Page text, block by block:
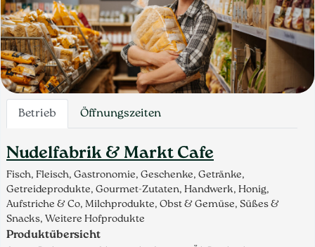
Betrieb Öffnungszeiten
Nudelfabrik & Markt Cafe
Fisch, Fleisch, Gastronomie, Geschenke, Getränke,
Getreideprodukte, Gourmet-Zutaten, Handwerk, Honig,
Aufstriche & Co, Milchprodukte, Obst & Gemüse, Süßes &
Snacks, Weitere Hofprodukte
Produktübersicht